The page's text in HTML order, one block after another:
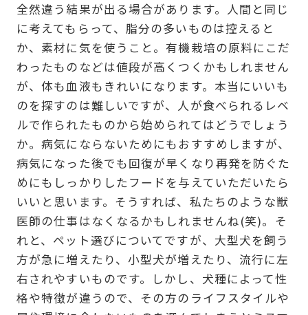
全然違う結果が出る場合があります。人間と同じ
に考えてもらって、脂分の多いものは控えると
か、素材に気を使うこと。有機栽培の原料にこだ
わったものなどは値段が高くつくかもしれません
が、体も血液もきれいになります。本当にいいも
のを探すのは難しいですが、人が食べられるレベ
ルで作られたものから始められてはどうでしょう
か。病気にならないためにもおすすめしますが、
病気になった後でも回復が早くなり再発を防ぐた
めにもしっかりしたフードを与えていただいたら
いいと思います。そうすれば、私たちのような獣
医師の仕事はなくなるかもしれませんね(笑)。そ
れと、ペット選びについてですが、大型犬を飼う
方が急に増えたり、小型犬が増えたり、流行に左
右されやすいものです。しかし、犬種によって性
格や特徴が違うので、その方のライフスタイルや